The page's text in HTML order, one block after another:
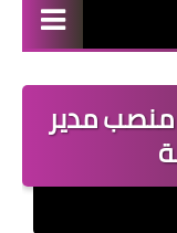
منصب مدير